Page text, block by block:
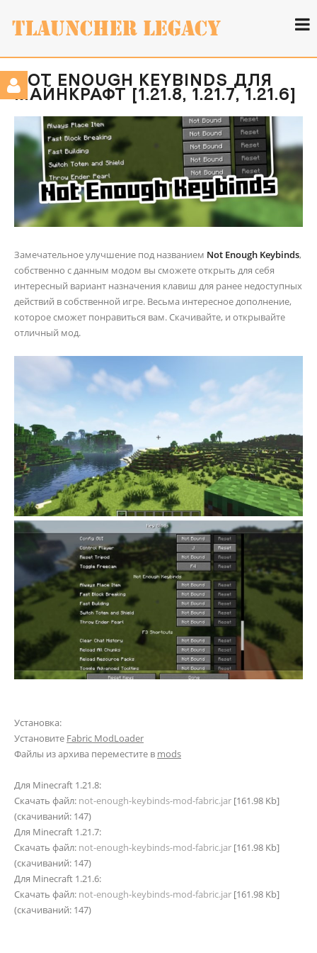
NOT ENOUGH KEYBINDS ДЛЯ
МАЙНКРАФТ [1.21.8, 1.21.7, 1.21.6]
Замечательное улучшение под названием Not Enough Keybinds,
собственно с данным модом вы сможете открыть для себя
интересный вариант назначения клавиш для ранее недоступных
действий в собственной игре. Весьма интересное дополнение,
которое сможет понравиться вам. Скачивайте, и открывайте
отличный мод.
Установка:
Установите Fabric ModLoader
Файлы из архива переместите в mods
Для Minecraft 1.21.8:
Скачать файл: not-enough-keybinds-mod-fabric.jar
(cкачиваний: 147)
Для Minecraft 1.21.7:
Скачать файл: not-enough-keybinds-mod-fabric.jar
(cкачиваний: 147)
Для Minecraft 1.21.6:
Скачать файл: not-enough-keybinds-mod-fabric.jar
(cкачиваний: 147)